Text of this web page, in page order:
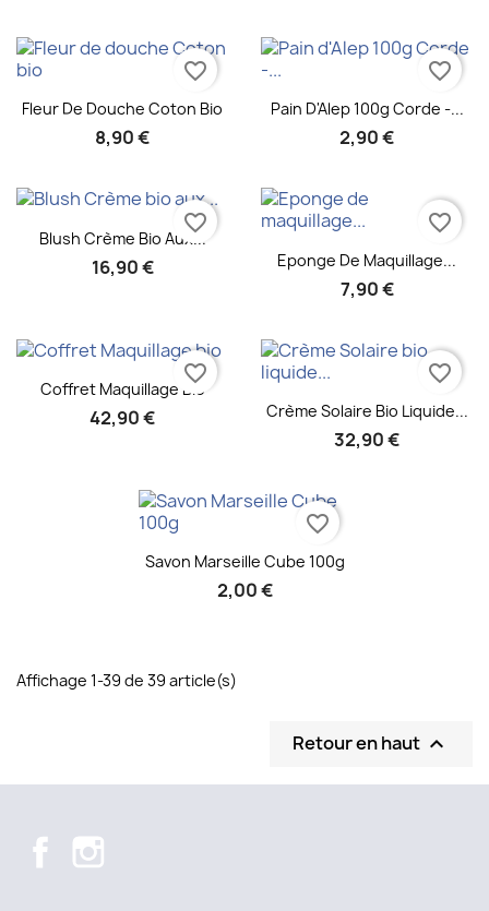
Aperçu rapide
Fleur De Douche Coton Bio
8,90 €
favorite_border
Aperçu rapide
Pain D'Alep 100g Corde -...
2,90 €
favorite_border
Aperçu rapide
Blush Crème Bio Aux...
16,90 €
favorite_border
Aperçu rapide
Eponge De Maquillage...
7,90 €
favorite_border
Aperçu rapide
Coffret Maquillage Bio
42,90 €
favorite_border
 Aperçu rapide
Crème Solaire Bio Liquide...
32,90 €
favorite_border
Aperçu rapide
Savon Marseille Cube 100g
2,00 €
favorite_border
Affichage 1-39 de 39 article(s)
Retour en haut 
Facebook